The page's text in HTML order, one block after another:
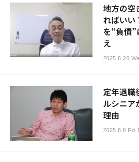
地方の空
ればいい
を“負債
え
2025.8.20
定年退職
ルシニア
理由
2025.8.8 Fri